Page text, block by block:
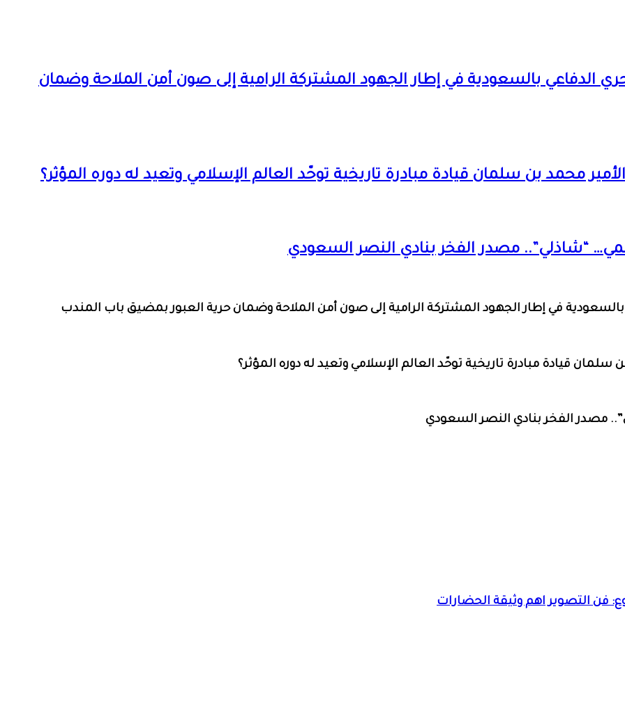
الدفاعي بالسعودية في إطار الجهود المشتركة الرامية إلى صون أمن الملاحة وضمان
محمد بن سلمان قيادة مبادرة تاريخية توحّد العالم الإسلامي وتعيد له دوره المؤثر؟
“شاذلي”.. مصدر الفخر بنادي النصر السعودي
في إطار الجهود المشتركة الرامية إلى صون أمن الملاحة وضمان حرية العبور بمضيق باب المندب
قيادة مبادرة تاريخية توحّد العالم الإسلامي وتعيد له دوره المؤثر؟
مصدر الفخر بنادي النصر السعودي
فن التصوير اهم وثيقة الحضارات